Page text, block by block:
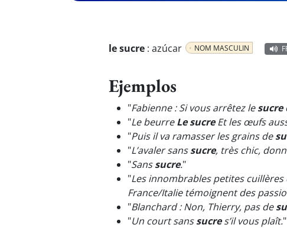
le sucre : azúcar NOM MASCULIN
Ejemplos
"Fabienne : Si vous arrêtez lesucre
"Le beurreLe sucreEt les œufs
"Puis il va ramasser les grains de
"L’avaler sanssucre, très chic,
"Sanssucre."
"Les innombrables petites cuillères
France/Italie témoignent des
"Blanchard : Non, Thierry, pas de
"Un court sanssucres’il vous plaît."